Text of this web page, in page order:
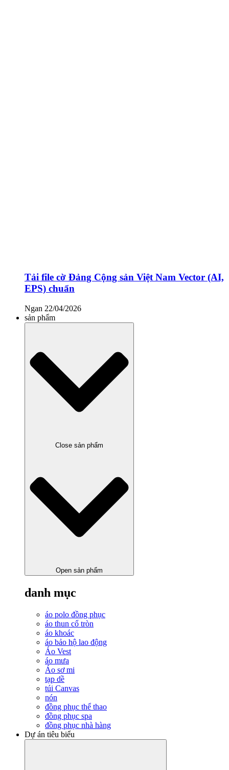
Tải file cờ Đảng Cộng sản Việt Nam Vector (AI,
EPS) chuẩn
Ngan 22/04/2026
sản phẩm
Close sản phẩm
Open sản phẩm
danh mục
áo polo đồng phục
áo thun cổ tròn
áo khoác
áo bảo hộ lao động
Áo Vest
áo mưa
Áo sơ mi
tạp dề
túi Canvas
nón
đồng phục thể thao
đồng phục spa
đồng phục nhà hàng
Dự án tiêu biểu